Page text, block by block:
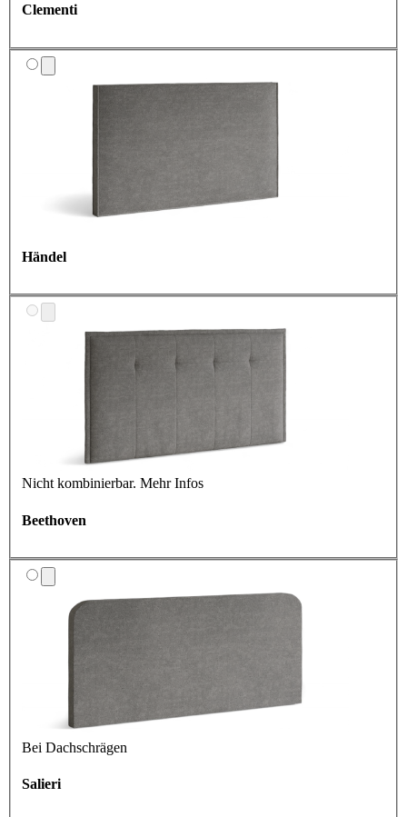
Clementi
Händel
Nicht kombinierbar. Mehr Infos
Beethoven
Bei Dachschrägen
Salieri